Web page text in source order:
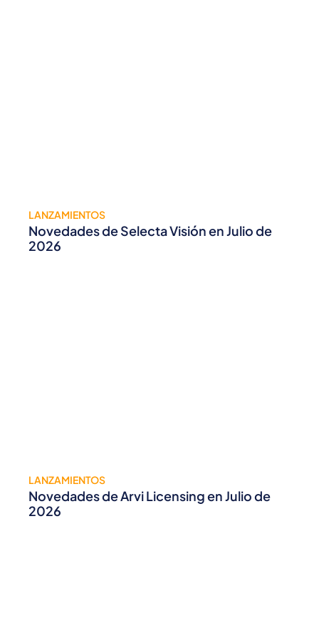
LANZAMIENTOS
Novedades de Selecta Visión en Julio de
2026
LANZAMIENTOS
Novedades de Arvi Licensing en Julio de
2026